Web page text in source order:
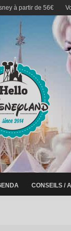
à partir de 56€
CONSEILS /